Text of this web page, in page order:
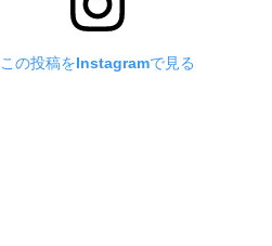
この投稿をInstagramで見る